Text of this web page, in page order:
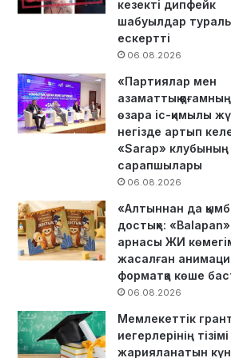
кезекті дипфейк
шабуылдар
ескертті
06.08.2026
«Партиялар мен
азаматтық қоғамның
өзара іс-қимылы
негізде артып
«Sarap» клубының
сарапшылары
06.08.2026
«Алтыннан да
достық»: «Balapan»
арнасы ЖИ
жасалған
форматқа көше
06.08.2026
Мемлекеттік
иегерлерінің тізімі
жарияланатын күн